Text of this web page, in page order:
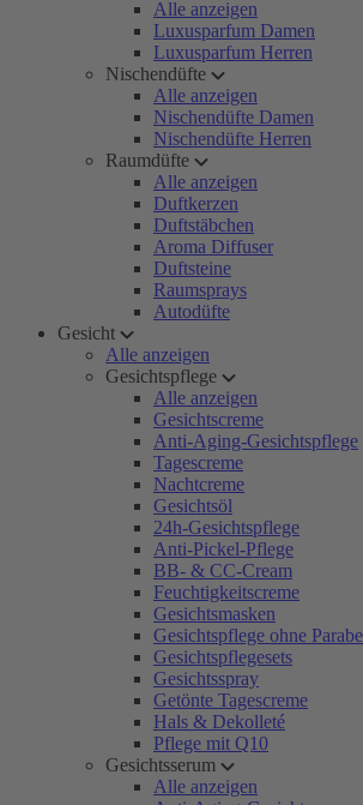
Alle anzeigen
Luxusparfum Damen
Luxusparfum Herren
Nischendüfte
Alle anzeigen
Nischendüfte Damen
Nischendüfte Herren
Raumdüfte
Alle anzeigen
Duftkerzen
Duftstäbchen
Aroma Diffuser
Duftsteine
Raumsprays
Autodüfte
Gesicht
Alle anzeigen
Gesichtspflege
Alle anzeigen
Gesichtscreme
Anti-Aging-Gesichtspflege
Tagescreme
Nachtcreme
Gesichtsöl
24h-Gesichtspflege
Anti-Pickel-Pflege
BB- & CC-Cream
Feuchtigkeitscreme
Gesichtsmasken
Gesichtspflege ohne
Gesichtspflegesets
Gesichtsspray
Getönte Tagescreme
Hals & Dekolleté
Pflege mit Q10
Gesichtsserum
Alle anzeigen